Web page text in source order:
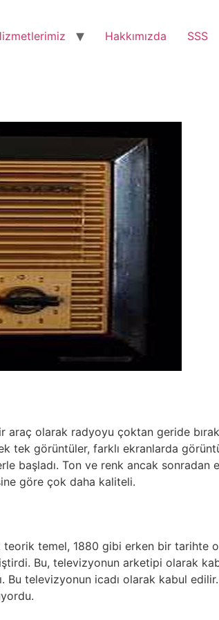
Hakkımızda SSS
araç olarak radyoyu çoktan geride
tek görüntüler, farklı ekranlarda
başladı. Ton ve renk ancak sonradan
göre çok daha kaliteli.
temel, 1880 gibi erken bir tarihte
Bu, televizyonun arketipi olarak
televizyonun icadı olarak kabul